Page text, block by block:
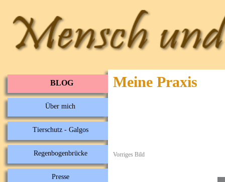
BLOG
Über mich
Tierschutz - Galgos
Regenbogenbrücke
Presse
Meine Praxis
Vorriges Bild